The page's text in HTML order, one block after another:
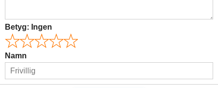
Betyg: Ingen
Namn